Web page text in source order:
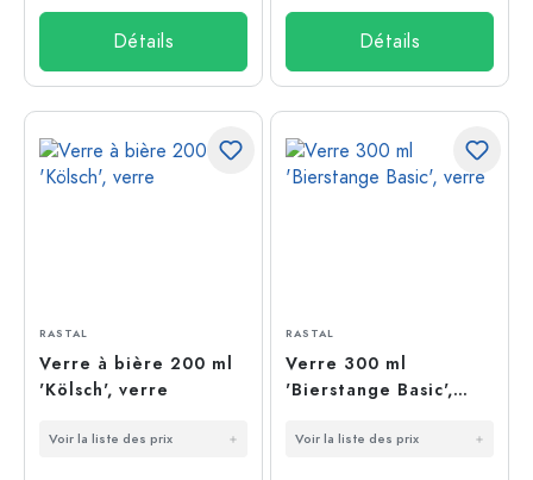
Détails Détails
RASTAL
Verre à bière 200 ml
'Kölsch', verre
Voir la liste des prix
RASTAL
Verre 300 ml
'Bierstange Basic',
Voir la liste des prix